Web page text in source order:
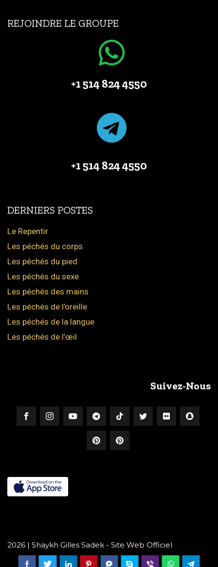
REJOINDRE LE GROUPE
+1 514 824 4550
+1 514 824 4550
DERNIERS POSTES
Le Repentir
Les péchés du corps
Les péchés du pied
Les péchés du sexe
Les péchés des mains
Les péchés de l’oreille
Les péchés de la langue
Les péchés de l’œil
Suivez-Nous
2026 | Shaykh Gilles Sadek - Site Web Officiel